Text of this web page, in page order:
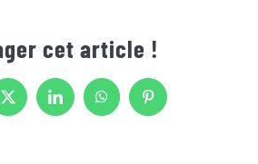
cet article !
X LinkedInWhatsAppPinterest